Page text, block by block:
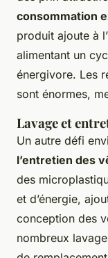
consommation
produit ajoute à l’
alimentant un
énergivore. Les
sont énormes,
Lavage et
Un autre défi
l’entretien des
des
et d’énergie,
conception des
nombreux